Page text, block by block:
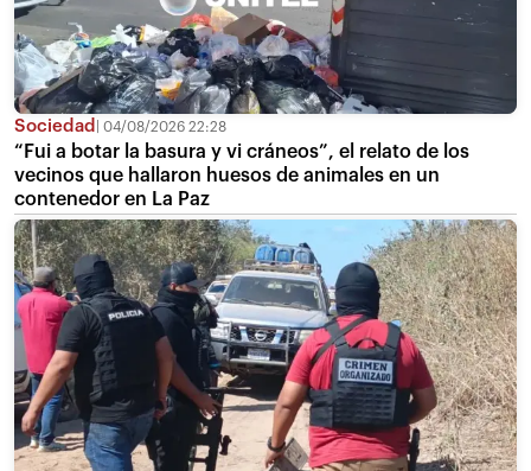
Sociedad 04/08/2026 22:28
“Fui a botar la basura y vi cráneos”, el relato de los
vecinos que hallaron huesos de animales en un
contenedor en La Paz